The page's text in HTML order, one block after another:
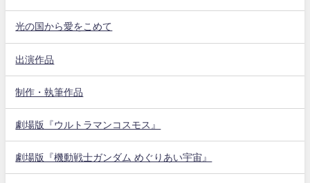
光の国から愛をこめて
出演作品
制作・執筆作品
劇場版『ウルトラマンコスモス』
劇場版『機動戦士ガンダム めぐりあい宇宙』